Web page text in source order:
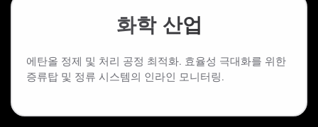
화학 산업
에탄올 정제 및 처리 공정 최적화. 효율성 극대화를 위한
증류탑 및 정류 시스템의 인라인 모니터링.